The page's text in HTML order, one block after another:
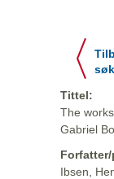
Tittel:
The
Gabriel
Ibsen,